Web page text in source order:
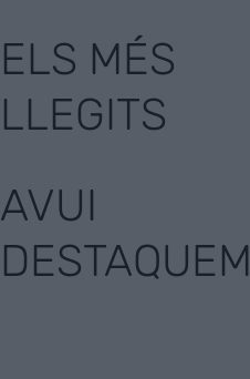
ELS MÉS
LLEGITS
AVUI
DESTAQUEM